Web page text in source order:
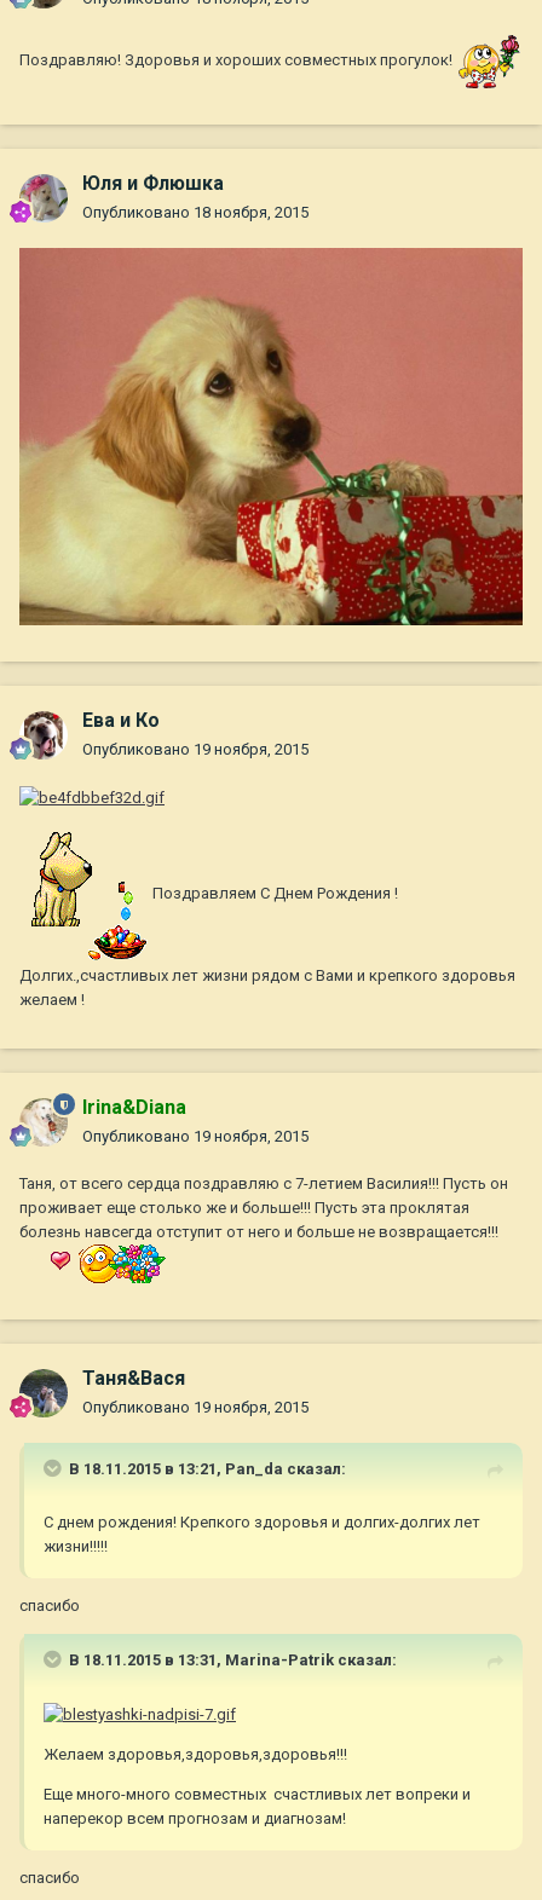
Поздравляю! Здоровья и хороших совместных прогулок!
Юля и Флюшка
Опубликовано 18 ноября, 2015
Ева и Ко
Опубликовано 19 ноября, 2015
Поздравляем С Днем Рождения !
Долгих.,счастливых лет жизни рядом с Вами и крепкого здоровья
желаем !
Irina&Diana
Опубликовано 19 ноября, 2015
Таня, от всего сердца поздравляю с 7-летием Василия!!! Пусть он
проживает еще столько же и больше!!! Пусть эта проклятая
болезнь навсегда отступит от него и больше не возвращается!!!
Таня&Вася
Опубликовано 19 ноября, 2015
В 18.11.2015 в 13:21, Pan_da сказал:
С днем рождения! Крепкого здоровья и долгих-долгих лет
жизни!!!!!
спасибо
В 18.11.2015 в 13:31, Marina-Patrik сказал:
Желаем здоровья,здоровья,здоровья!!!
Еще много-много совместных счастливых лет вопреки и
наперекор всем прогнозам и диагнозам!
спасибо